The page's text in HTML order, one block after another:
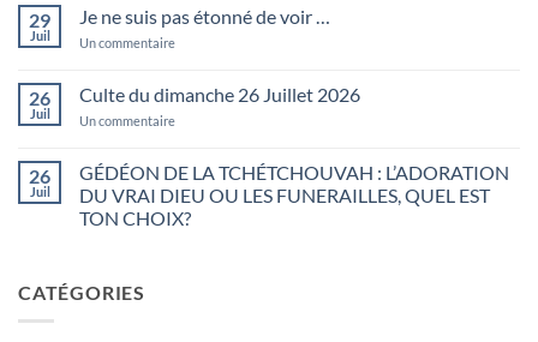
levez-
matin
dimanche
02
Août
29
Juil
Je ne suis pas étonné de voir …
Un commentairesur
pas
étonné
…
26
Juil
Culte du dimanche 26 Juillet 2026
Un commentairesur
dimanche
26
Juillet
2026
26
Juil
GÉDÉON DE LA TCHÉTCHOUVAH : L’ADORATION
DU VRAI DIEU OU LES FUNERAILLES, QUEL EST
TON CHOIX?
GÉDÉON
DE
CATÉGORIES